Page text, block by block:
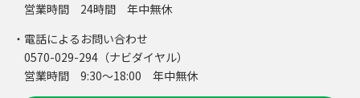
営業時間 24時間 年中無休
・電話によるお問い合わせ
0570-029-294（ナビダイヤル）
営業時間 9:30～18:00 年中無休